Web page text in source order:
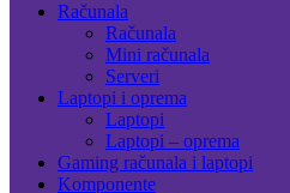
Računala
Računala
Mini računala
Serveri
Laptopi i oprema
Laptopi
Laptopi – oprema
Gaming računala i laptopi
Komponente